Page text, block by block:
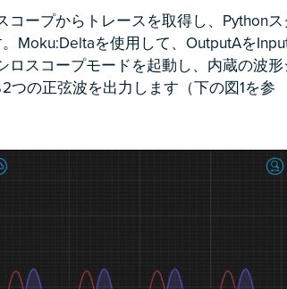
ープからトレースを取得し、Pythonス
Moku:Deltaを使用して、OutputAを
スコープモードを起動し、内蔵の波形
の正弦波を出力します（下の図1を参